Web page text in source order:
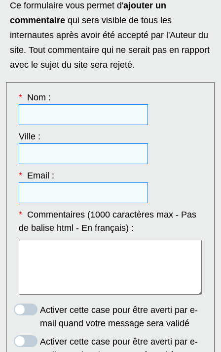
Ce formulaire vous permet d'ajouter un
commentaire qui sera visible de tous les
internautes après avoir été accepté par l'Auteur du
site. Tout commentaire qui ne serait pas en rapport
avec le sujet du site sera rejeté.
*Nom :
Ville :
*Email :
*Commentaires (1000 caractères max - Pas
de balise html - En français) :
Activer cette case pour être averti par e-
mail quand votre message sera validé
Activer cette case pour être averti par e-